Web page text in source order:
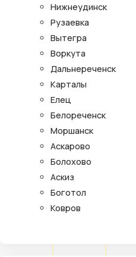
Нижнеудинск
Рузаевка
Вытегра
Воркута
Дальнереченск
Карталы
Елец
Белореченск
Моршанск
Аскарово
Болохово
Аскиз
Боготол
Ковров